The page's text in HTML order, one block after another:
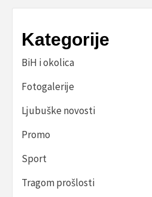
Kategorije
BiH i okolica
Fotogalerije
Ljubuške novosti
Promo
Sport
Tragom prošlosti